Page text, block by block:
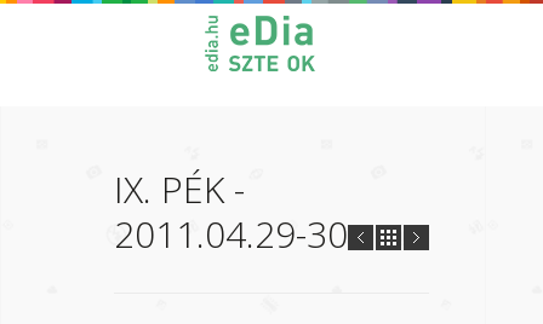
IX. PÉK -
2011.04.29-30.